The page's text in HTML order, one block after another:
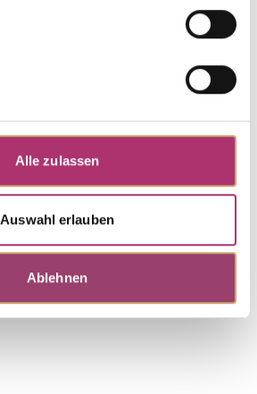
Alle zulassen
Auswahl erlauben
Ablehnen